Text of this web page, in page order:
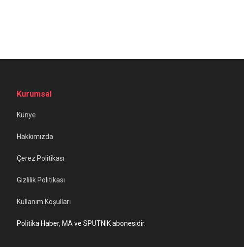
Kurumsal
Künye
Hakkımızda
Çerez Politikası
Gizlilik Politikası
Kullanım Koşulları
Politika Haber, MA ve SPUTNIK abonesidir.